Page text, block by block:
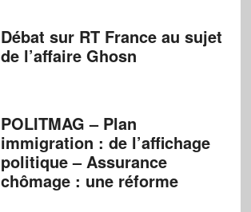
Débat sur RT France au sujet
de l’affaire Ghosn
POLITMAG – Plan
immigration : de l’affichage
politique – Assurance
chômage : une réforme